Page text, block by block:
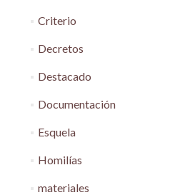
Criterio
Decretos
Destacado
Documentación
Esquela
Homilías
materiales